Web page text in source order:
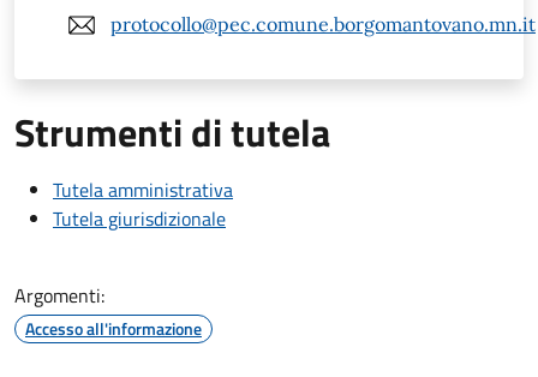
protocollo@pec.comune.borgomantovano.mn.it
Strumenti di tutela
Tutela amministrativa
Tutela giurisdizionale
Argomenti:
Accesso all'informazione